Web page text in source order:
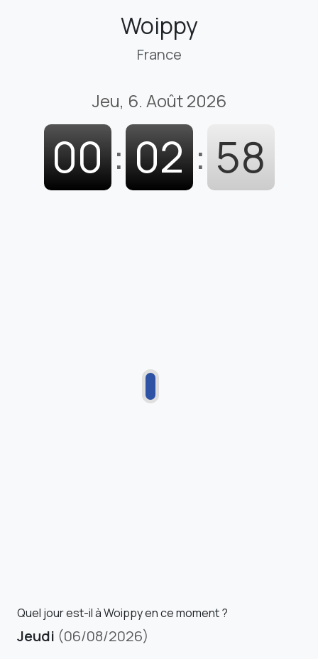
Woippy
France
Jeu, 6. Août 2026
00 : 02 : 59
Quel jour est-il à Woippy en ce moment ?
Jeudi (06/08/2026)